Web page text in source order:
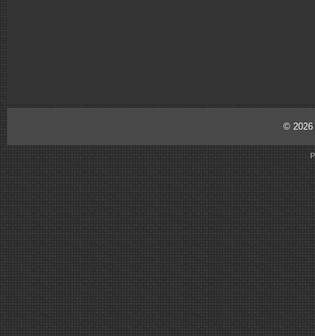
© 2026